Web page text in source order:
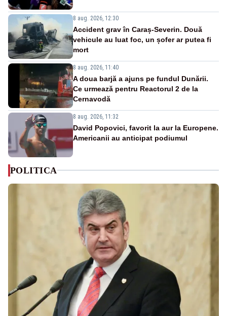
8 aug. 2026, 12:30
Accident grav în Caraș-Severin. Două
vehicule au luat foc, un șofer ar putea fi
mort
8 aug. 2026, 11:40
A doua barjă a ajuns pe fundul Dunării.
Ce urmează pentru Reactorul 2 de la
Cernavodă
8 aug. 2026, 11:32
David Popovici, favorit la aur la Europene.
Americanii au anticipat podiumul
POLITICA